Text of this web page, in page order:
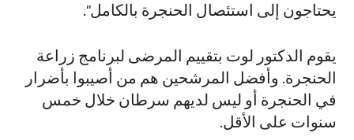
يحتاجون إلى استئصال الحنجرة بالكامل".
يقوم الدكتور لوت بتقييم المرضى لبرنامج زراعة
الحنجرة. وأفضل المرشحين هم من أصيبوا بأضرار
في الحنجرة أو ليس لديهم سرطان خلال خمس
سنوات على الأقل.